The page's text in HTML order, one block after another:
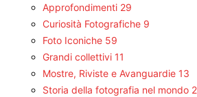
Approfondimenti 29
Curiosità Fotografiche 9
Foto Iconiche 59
Grandi collettivi 11
Mostre, Riviste e Avanguardie 13
Storia della fotografia nel mondo